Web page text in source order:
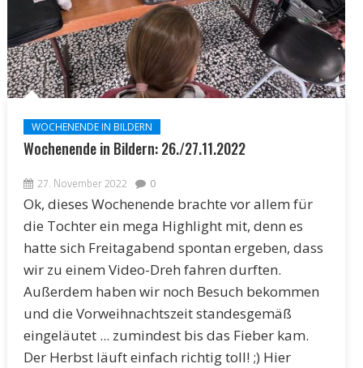
WOCHENENDE IN BILDERN
Wochenende in Bildern: 26./27.11.2022
27. November 2022 0
Ok, dieses Wochenende brachte vor allem für
die Tochter ein mega Highlight mit, denn es
hatte sich Freitagabend spontan ergeben, dass
wir zu einem Video-Dreh fahren durften.
Außerdem haben wir noch Besuch bekommen
und die Vorweihnachtszeit standesgemäß
eingeläutet ... zumindest bis das Fieber kam.
Der Herbst läuft einfach richtig toll! ;) Hier